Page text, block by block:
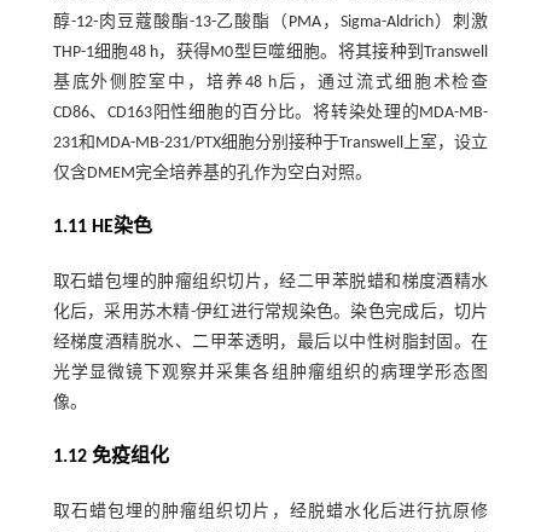
醇-12-肉豆蔻酸酯-13-乙酸酯（PMA，Sigma-Aldrich）刺激
THP-1细胞48 h，获得M0型巨噬细胞。将其接种到Transwell
基底外侧腔室中，培养48 h后，通过流式细胞术检查
CD86、CD163阳性细胞的百分比。将转染处理的MDA-MB-
231和MDA-MB-231/PTX细胞分别接种于Transwell上室，设立
仅含DMEM完全培养基的孔作为空白对照。
1.11 HE染色
取石蜡包埋的肿瘤组织切片，经二甲苯脱蜡和梯度酒精水
化后，采用苏木精-伊红进行常规染色。染色完成后，切片
经梯度酒精脱水、二甲苯透明，最后以中性树脂封固。在
光学显微镜下观察并采集各组肿瘤组织的病理学形态图
像。
1.12 免疫组化
取石蜡包埋的肿瘤组织切片，经脱蜡水化后进行抗原修